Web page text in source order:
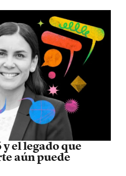
el legado que
aún puede